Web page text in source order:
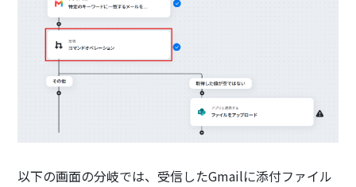
以下の画面の分岐では、受信したGmailに添付ファイル